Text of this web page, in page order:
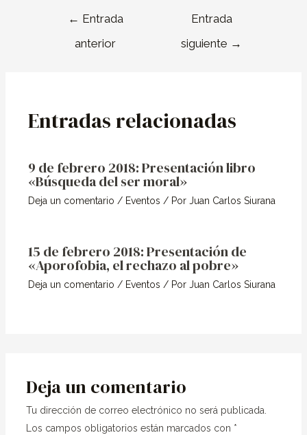
← Entrada
anterior
Entrada
siguiente →
Entradas relacionadas
9 de febrero 2018: Presentación libro
«Búsqueda del ser moral»
Deja un comentario / Eventos / PorJuan Carlos Siurana
15 de febrero 2018: Presentación de
«Aporofobia, el rechazo al pobre»
Deja un comentario / Eventos / PorJuan Carlos Siurana
Deja un comentario
Tu dirección de correo electrónico no será publicada.
Los campos obligatorios están marcados con *